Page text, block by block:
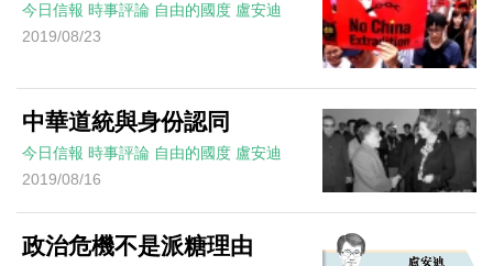
今日信報 時事評論 自由的國度 盧安迪
2019/08/23
中華道統與身份認同
今日信報 時事評論 自由的國度 盧安迪
2019/08/16
政治危機不是派糖理由